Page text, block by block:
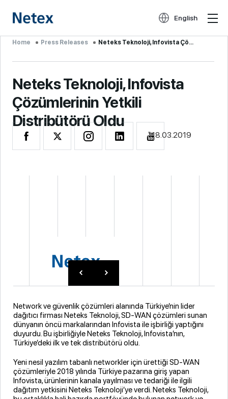
English
Home Press Releases Neteks Teknoloji, Infovista Çözüm...
Neteks Teknoloji, Infovista
Çözümlerinin Yetkili
Distribütörü Oldu
18.03.2019
Network ve güvenlik çözümleri alanında Türkiye’nin lider
dağıtıcı firması Neteks Teknoloji, SD-WAN çözümleri sunan
dünyanın öncü markalarından Infovista ile işbirliği yaptığını
duyurdu. Bu işbirliğiyle Neteks Teknoloji, Infovista’nın,
Türkiye’deki ilk ve tek distribütörü oldu.
Yeni nesil yazılım tabanlı networkler için ürettiği SD-WAN
çözümleriyle 2018 yılında Türkiye pazarına giriş yapan
Infovista, ürünlerinin kanala yayılması ve tedariği ile ilgili
dağıtım yetkisini Neteks Teknoloji’ye verdi. Neteks Teknoloji,